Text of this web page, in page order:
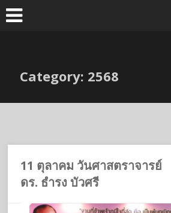
Skip
to
Category: 2568
11 ตุลาคม วันศาสตราจารย์
ดร. ธำรง บัวศรี